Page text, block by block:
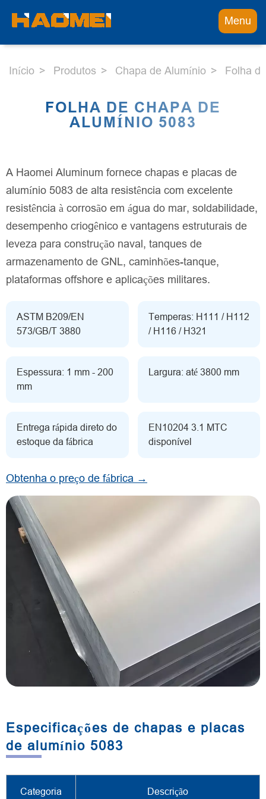
Menu
Início Produtos Chapa de Alumínio Folha
FOLHA DE CHAPA DE
ALUMÍNIO 5083
A Haomei Aluminum fornece chapas e placas de
alumínio 5083 de alta resistência com excelente
resistência à corrosão em água do mar, soldabilidade,
desempenho criogênico e vantagens estruturais de
leveza para construção naval, tanques de
armazenamento de GNL, caminhões-tanque,
plataformas offshore e aplicações militares.
ASTM B209/EN
573/GB/T 3880
Temperas: H111 / H112
/ H116 / H321
Espessura: 1 mm - 200
mm
Largura: até 3800 mm
Entrega rápida direto do
estoque da fábrica
EN10204 3.1 MTC
disponível
Obtenha o preço de fábrica →
Especificações de chapas e placas
de alumínio 5083
Categoria Descrição